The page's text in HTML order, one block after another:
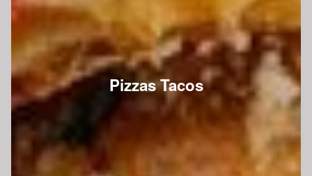
Pizzas Tacos